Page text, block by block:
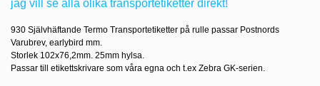
jag vill se alla olika transportetiketter direkt!
930 Självhäftande Termo Transportetiketter på rulle passar Postnords
Varubrev, earlybird mm.
Storlek 102x76,2mm. 25mm hylsa.
Passar till etikettskrivare som våra egna och t.ex Zebra GK-serien.